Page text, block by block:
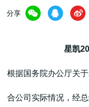
分享
星凯
根据国务院办公厅关
合公司实际情况，经